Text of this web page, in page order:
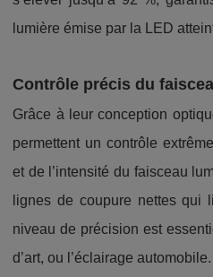
lumière émise par la LED
Contrôle précis du
Grâce à leur conception
permettent un contrôle
et de l’intensité du faisceau
lignes de coupure nettes qui
niveau de précision est
d’art, ou l’éclairage automobile.